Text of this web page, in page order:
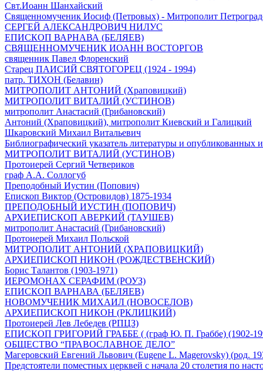
Свт.Иоанн Шанхайский
Священномученик Иосиф (Петровых) - Митрополит
СЕРГЕЙ АЛЕКСАНДРОВИЧ НИЛУС
ЕПИСКОП ВАРНАВА (БЕЛЯЕВ)
СВЯЩЕННОМУЧЕНИК ИОАНН ВОСТОРГОВ
священник Павел Флоренский
Старец ПАИСИЙ СВЯТОГОРЕЦ (1924 - 1994)
патр. ТИХОН (Белавин)
МИТРОПОЛИТ АНТОНИЙ (Храповицкий)
МИТРОПОЛИТ ВИТАЛИЙ (УСТИНОВ)
митрополит Анастасий (Грибановский)
Антоний (Храповицкий), митрополит Киевский и Галицкий
Шкаровский Михаил Витальевич
Библиографический указатель литературы и опубликованных
МИТРОПОЛИТ ВИТАЛИЙ (УСТИНОВ)
Протоиерей Сергий Четвериков
граф А.А. Соллогуб
Преподобный Иустин (Попович)
Епископ Виктор (Островидов) 1875-1934
ПРЕПОДОБНЫЙ ИУСТИН (ПОПОВИЧ)
АРХИЕПИСКОП АВЕРКИЙ (ТАУШЕВ)
митрополит Анастасий (Грибановский)
Протоиерей Михаил Польской
МИТРОПОЛИТ АНТОНИЙ (ХРАПОВИЦКИЙ)
АРХИЕПИСКОП НИКОН (РОЖДЕСТВЕНСКИЙ)
Борис Талантов (1903-1971)
ИЕРОМОНАХ СЕРАФИМ (РОУЗ)
ЕПИСКОП ВАРНАВА (БЕЛЯЕВ)
НОВОМУЧЕНИК МИХАИЛ (НОВОСЕЛОВ)
АРХИЕПИСКОП НИКОН (РКЛИЦКИЙ)
Протоиерей Лев Лебедев (РПЦЗ)
ЕПИСКОП ГРИГОРИЙ ГРАББЕ ( (граф Ю. П. Граббе) (1902-
ОБЩЕСТВО “ПРАВОСЛАВНОЕ ДЕЛО”
Магеровский Евгений Львович (Eugene L. Magerovsky) (род.
Предстоятели поместных церквей с начала 20 столетия по